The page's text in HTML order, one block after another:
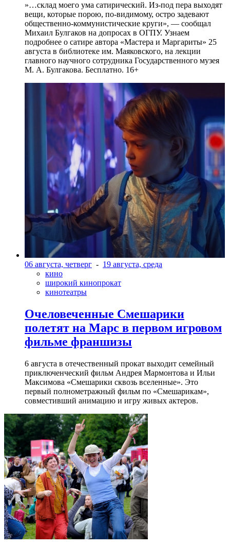
»…склад моего ума сатирический. Из-под пера выходят
вещи, которые порою, по-видимому, остро задевают
общественно-коммунистические круги», — сообщал
Михаил Булгаков на допросах в ОГПУ. Узнаем
подробнее о сатире автора «Мастера и Маргариты» 25
августа в библиотеке им. Маяковского, на лекции
главного научного сотрудника Государственного музея
М. А. Булгакова. Бесплатно. 16+
06 августа, четверг - 19 августа, среда
кино
широкий кинопрокат
кинотеатры
Очеловеченные Смешарики
полетят на Марс в первом игровом
фильме франшизы
6 августа в отечественный прокат выходит семейный
приключенческий фильм Андрея Мармонтова и Ильи
Максимова «Смешарики сквозь вселенные». Это
первый полнометражный фильм по «Смешарикам»,
совместивший анимацию и игру живых актеров.